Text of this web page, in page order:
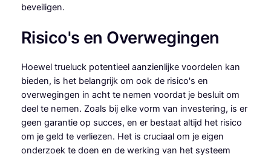
beveiligen.
Risico's en Overwegingen
Hoewel trueluck potentieel aanzienlijke voordelen kan
bieden, is het belangrijk om ook de risico's en
overwegingen in acht te nemen voordat je besluit om
deel te nemen. Zoals bij elke vorm van investering, is er
geen garantie op succes, en er bestaat altijd het risico
om je geld te verliezen. Het is cruciaal om je eigen
onderzoek te doen en de werking van het systeem